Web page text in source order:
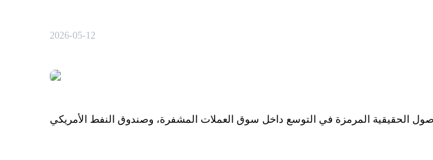
2026-05-12
الحقيقية المرمزة في التوسع داخل سوق العملات المشفرة، وصندوق النفط الأمريكي